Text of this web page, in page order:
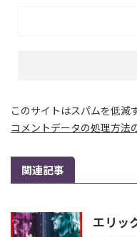
このサイトはスパムを低減
コメントデータの処理方法
関連記事
エリッ